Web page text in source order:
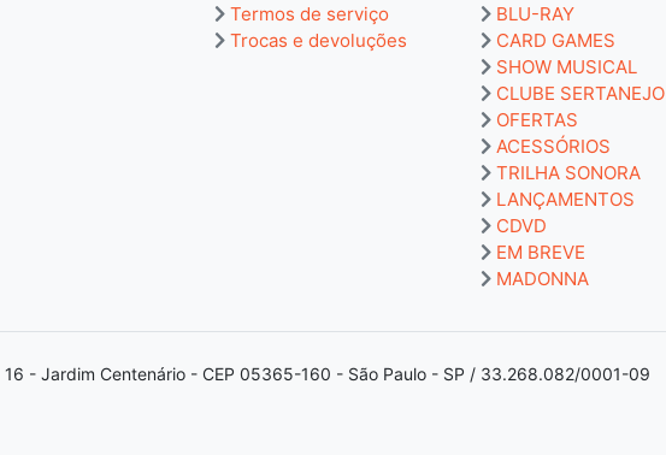
Termos de serviço
Trocas e devoluções
BLU-RAY
CARD GAMES
SHOW MUSICAL
CLUBE SERTANEJO
OFERTAS
ACESSÓRIOS
TRILHA SONORA
LANÇAMENTOS
CDVD
EM BREVE
MADONNA
16 - Jardim Centenário - CEP 05365-160 - São Paulo - SP / 33.268.082/0001-09